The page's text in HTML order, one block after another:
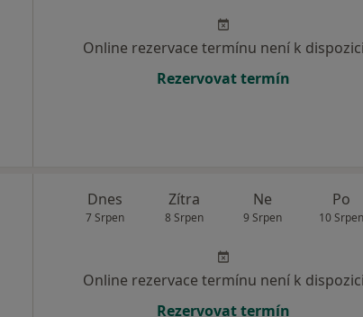
Online rezervace termínu není k dispozici
Rezervovat termín
Dnes
7 Srpen
Zítra
8 Srpen
Ne
9 Srpen
Po
10 Srpen
Online rezervace termínu není k dispozici
Rezervovat termín